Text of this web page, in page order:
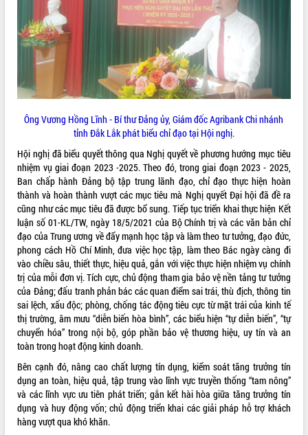
66026822
Ông Vương Hồng Lĩnh - Bí thư Đảng ủy, Giám đốc Agribank Chi nhánh
tỉnh Đắk Lắk phát biểu chỉ đạo tại Hội nghị.
Hội nghị đã biểu quyết thông qua Nghị quyết về phương hướng mục tiêu
nhiệm vụ giai đoạn 2023 -2025. Theo đó, trong giai đoạn 2023 - 2025,
Ban chấp hành Đảng bộ tập trung lãnh đạo, chỉ đạo thực hiện hoàn
thành và hoàn thành vượt các mục tiêu mà Nghị quyết Đại hội đã đề ra
cũng như các mục tiêu đã được bổ sung. Tiếp tục triển khai thực hiện Kết
luận số 01-KL/TW, ngày 18/5/2021 của Bộ Chính trị và các văn bản chỉ
đạo của Trung ương về đẩy mạnh học tập và làm theo tư tưởng, đạo đức,
phong cách Hồ Chí Minh, đưa việc học tập, làm theo Bác ngày càng đi
vào chiều sâu, thiết thực, hiệu quả, gắn với việc thực hiện nhiệm vụ chính
trị của mỗi đơn vị. Tích cực, chủ động tham gia bảo vệ nền tảng tư tưởng
của Đảng; đấu tranh phản bác các quan điểm sai trái, thù địch, thông tin
sai lệch, xấu độc; phòng, chống tác động tiêu cực từ mặt trái của kinh tế
thị trường, âm mưu “diễn biến hòa bình”, các biểu hiện “tự diễn biến”, “tự
chuyển hóa” trong nội bộ, góp phần bảo vệ thương hiệu, uy tín và an
toàn trong hoạt động kinh doanh.
Bên cạnh đó, nâng cao chất lượng tín dụng, kiểm soát tăng trưởng tín
dụng an toàn, hiệu quả, tập trung vào lĩnh vực truyền thống “tam nông”
và các lĩnh vực ưu tiên phát triển; gắn kết hài hòa giữa tăng trưởng tín
dụng và huy động vốn; chủ động triển khai các giải pháp hỗ trợ khách
hàng vượt qua khó khăn.